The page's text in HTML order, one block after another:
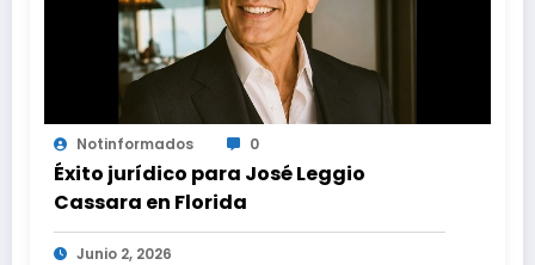
Notinformados 0
Éxito jurídico para José Leggio
Cassara en Florida
Junio 2, 2026